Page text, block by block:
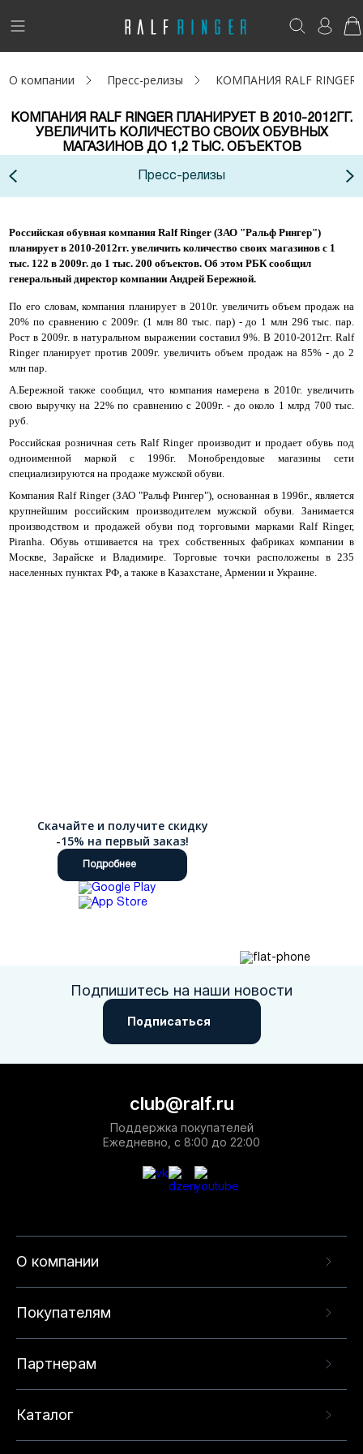
!
Новинки
Женщинам
Капсула
Аутлет
Акции / Новости
Адреса магазинов
Москва
Да, все верно Изменить город
О компании
Возникли вопросы? - club@ralf.ru
О компании Пресс-релизы КОМПАНИЯ RALF
КОМПАНИЯ RALF RINGER ПЛАНИРУЕТ В 2010-2012ГГ.
УВЕЛИЧИТЬ КОЛИЧЕСТВО СВОИХ ОБУВНЫХ
МАГАЗИНОВ ДО 1,2 ТЫС. ОБЪЕКТОВ
Пресс-релизы
Российская обувная компания Ralf Ringer (ЗАО "Ральф Рингер")
планирует в 2010-2012гг. увеличить количество своих магазинов с 1
тыс. 122 в 2009г. до 1 тыс. 200 объектов. Об этом РБК сообщил
генеральный директор компании Андрей Бережной.
По его словам, компания планирует в 2010г. увеличить объем продаж на
20% по сравнению с 2009г. (1 млн 80 тыс. пар) - до 1 млн 296 тыс. пар.
Рост в 2009г. в натуральном выражении составил 9%. В 2010-2012гг. Ralf
Ringer планирует против 2009г. увеличить объем продаж на 85% - до 2
млн пар.
А.Бережной также сообщил, что компания намерена в 2010г. увеличить
свою выручку на 22% по сравнению с 2009г. - до около 1 млрд 700 тыс.
руб.
Российская розничная сеть Ralf Ringer производит и продает обувь под
одноименной маркой с 1996г. Монобрендовые магазины сети
специализируются на продаже мужской обуви.
Компания Ralf Ringer (ЗАО "Ральф Рингер"), основанная в 1996г., является
крупнейшим российским производителем мужской обуви. Занимается
производством и продажей обуви под торговыми марками Ralf Ringer,
Piranha. Обувь отшивается на трех собственных фабриках компании в
Москве, Зарайске и Владимире. Торговые точки расположены в 235
населенных пунктах РФ, а также в Казахстане, Армении и Украине.
Скачайте и получите скидку
-15% на первый заказ!
Подробнее
Подпишитесь на наши новости
Подписаться
О компании
Покупателям
Партнерам
Каталог
club@ralf.ru
Поддержка покупателей
Ежедневно, с 8:00 до 22:00